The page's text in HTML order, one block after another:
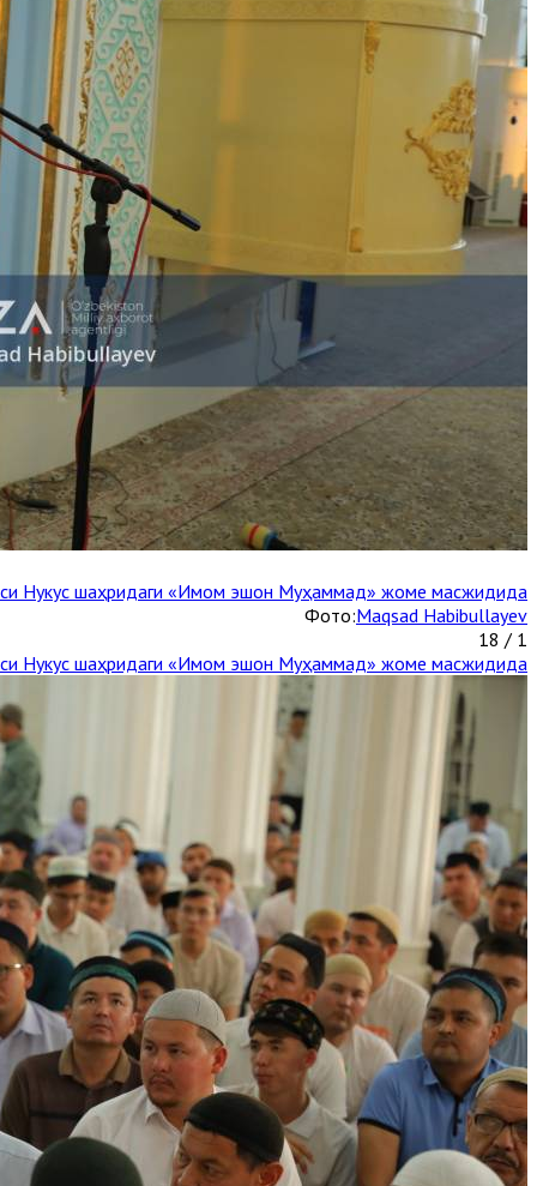
Нукус шаҳридаги «Имом эшон Муҳаммад» жоме масжидида
Фото:Maqsad Habibullayev
1 / 18
Нукус шаҳридаги «Имом эшон Муҳаммад» жоме масжидида